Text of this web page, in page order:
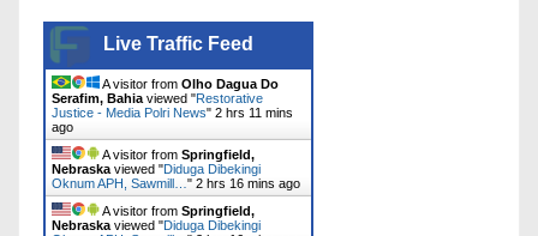
Live Traffic Feed
A visitor from Olho Dagua Do
Serafim, Bahia viewed "Restorative
Justice - Media Polri News" 2 hrs 11 mins
ago
A visitor from Springfield,
Nebraska viewed "Diduga Dibekingi
Oknum APH, Sawmill… " 2 hrs 16 mins ago
A visitor from Springfield,
Nebraska viewed "Diduga Dibekingi